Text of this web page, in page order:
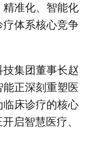
准化、智能化
体系核心竞争
集团董事长赵
正深刻重塑医
床诊疗的核心
启智慧医疗、